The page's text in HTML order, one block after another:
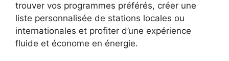
trouver vos programmes préférés, créer une
liste personnalisée de stations locales ou
internationales et profiter d’une expérience
fluide et économe en énergie.